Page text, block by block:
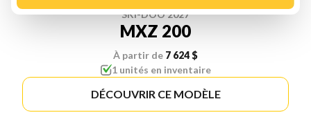
SKI-DOO 2027
MXZ 200
À partir de 7 624 $
1 unités en inventaire
DÉCOUVRIR CE MODÈLE